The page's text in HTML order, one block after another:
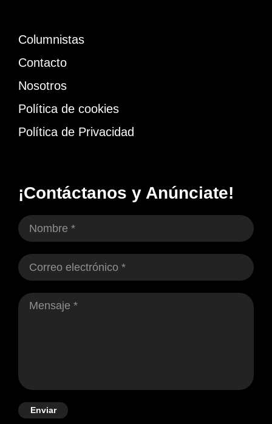
Columnistas
Contacto
Nosotros
Política de cookies
Política de Privacidad
¡Contáctanos y Anúnciate!
Enviar